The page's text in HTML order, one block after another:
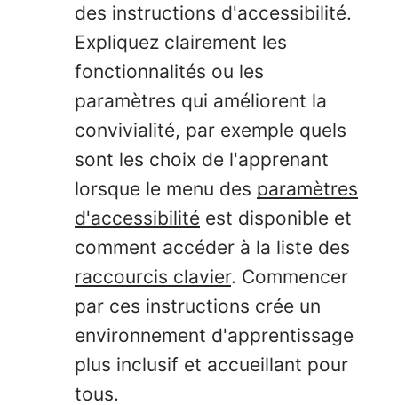
des instructions d'accessibilité.
Expliquez clairement les
fonctionnalités ou les
paramètres qui améliorent la
convivialité, par exemple quels
sont les choix de l'apprenant
lorsque le menu des paramètres
d'accessibilité est disponible et
comment accéder à la liste des
raccourcis clavier. Commencer
par ces instructions crée un
environnement d'apprentissage
plus inclusif et accueillant pour
tous.